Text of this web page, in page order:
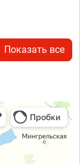
Показать все